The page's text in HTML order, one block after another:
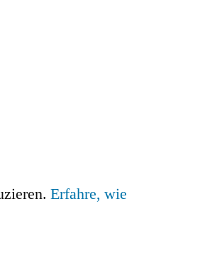
Erfahre, wie